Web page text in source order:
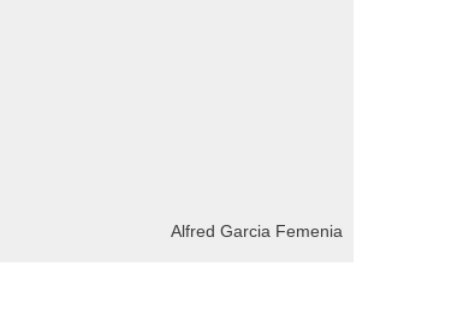
Alfred Garcia Femenia